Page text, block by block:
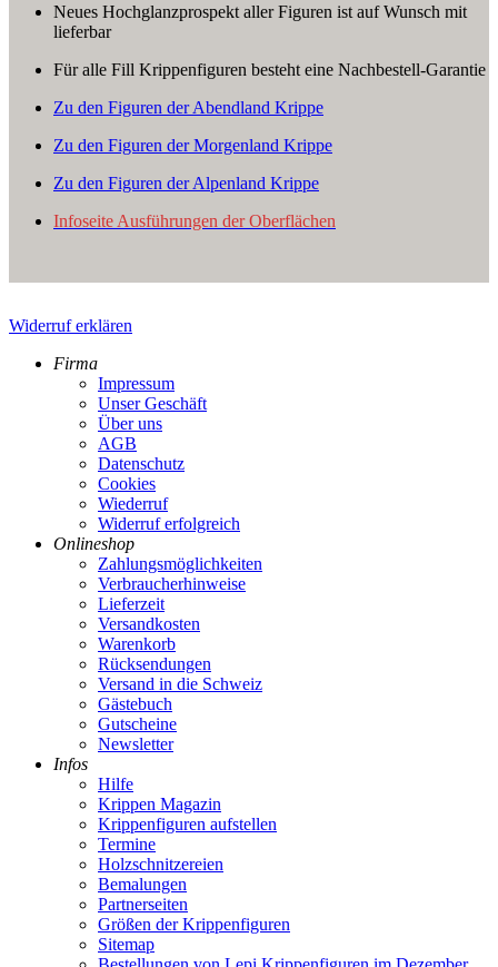
Neues Hochglanzprospekt aller Figuren ist auf Wunsch mit
lieferbar
Für alle Fill Krippenfiguren besteht eine Nachbestell-Garantie
Zu den Figuren der Abendland Krippe
Zu den Figuren der Morgenland Krippe
Zu den Figuren der Alpenland Krippe
Infoseite Ausführungen der Oberflächen
Widerruf erklären
Firma
Impressum
Unser Geschäft
Über uns
AGB
Datenschutz
Cookies
Wiederruf
Widerruf erfolgreich
Onlineshop
Zahlungsmöglichkeiten
Verbraucherhinweise
Lieferzeit
Versandkosten
Warenkorb
Rücksendungen
Versand in die Schweiz
Gästebuch
Gutscheine
Newsletter
Infos
Hilfe
Krippen Magazin
Krippenfiguren aufstellen
Termine
Holzschnitzereien
Bemalungen
Partnerseiten
Größen der Krippenfiguren
Sitemap